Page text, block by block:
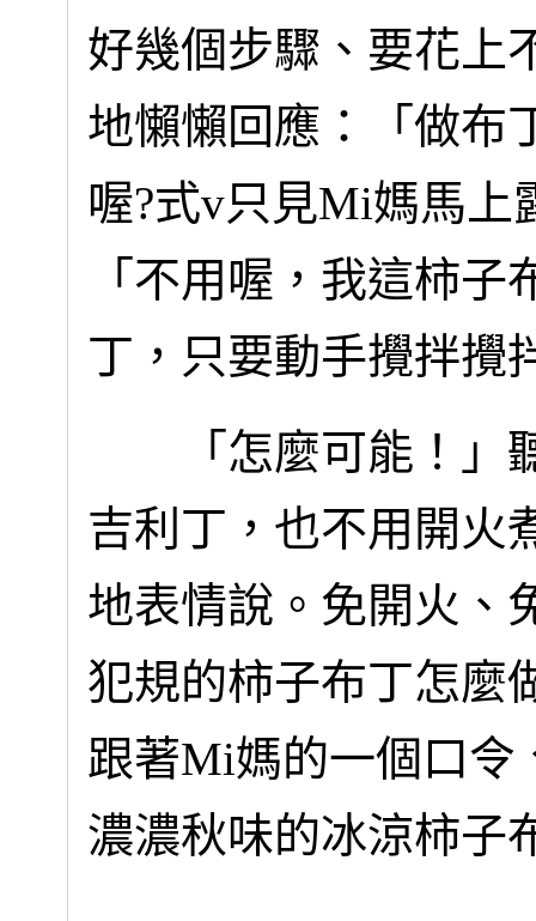
好幾個步驟、要花上
地懶懶回應：「做布
喔?式v只見Mi媽馬上
「不用喔，我這柿
丁，只要動手攪拌攪
「怎麼可能！」
吉利丁，也不用開火
地表情說。免開火、
犯規的柿子布丁怎麼
跟著Mi媽的一個口令
濃濃秋味的冰涼柿子